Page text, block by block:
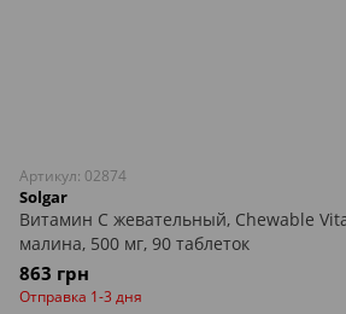
Артикул: 02874
Solgar
Витамин С жевательный, Chewable
малина, 500 мг, 90 таблеток
863 грн
Отправка 1-3 дня